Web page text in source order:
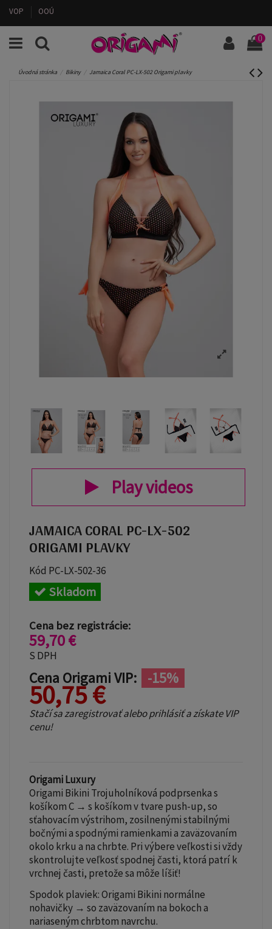
VOP OOÚ
0
Úvodná stránka Bikiny Jamaica Coral PC-LX-502 Origami plavky
Play videos
JAMAICA CORAL PC-LX-502
ORIGAMI PLAVKY
Kód PC-LX-502-36
Skladom
Cena bez registrácie:
59,70 €
S DPH
Cena Origami VIP: -15%
50,75 €
Stačí sa zaregistrovať alebo prihlásiť a získate VIP
cenu!
Origami Luxury
Origami Bikini Trojuholníková podprsenka s
košíkom C → s košíkom v tvare push-up, so
sťahovacím výstrihom, zosilnenými stabilnými
bočnými a spodnými ramienkami a zaväzovaním
okolo krku a na chrbte. Pri výbere veľkosti si vždy
skontrolujte veľkosť spodnej časti, ktorá patrí k
vrchnej časti, pretože sa môže líšiť!
Spodok plaviek: Origami Bikini normálne
nohavičky → so zaväzovaním na bokoch a
nariaseným chrbtom navrchu.